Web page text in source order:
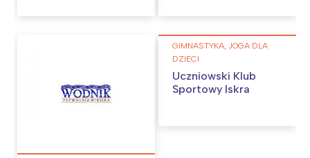
GIMNASTYKA, JOGA DLA
DZIECI
Uczniowski Klub
Sportowy Iskra